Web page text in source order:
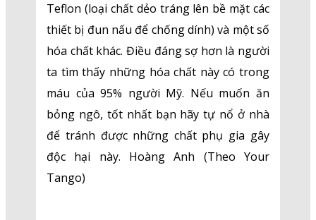
Teflon (loại chất dẻo tráng lên bề mặt các
thiết bị đun nấu để chống dính) và một số
hóa chất khác. Điều đáng sợ hơn là người
ta tìm thấy những hóa chất này có trong
máu của 95% người Mỹ. Nếu muốn ăn
bỏng ngô, tốt nhất bạn hãy tự nổ ở nhà
để tránh được những chất phụ gia gây
độc hại này. Hoàng Anh (Theo Your
Tango)